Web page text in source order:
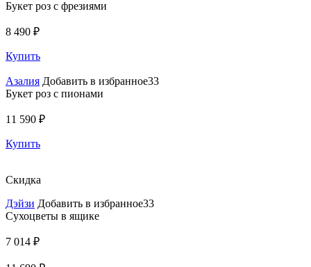
Букет роз с фрезиями
8 490 ₽
Купить
Азалия Добавить в избранное33
Букет роз с пионами
11 590 ₽
Купить
Скидка
Дэйзи Добавить в избранное33
Сухоцветы в ящике
7 014 ₽